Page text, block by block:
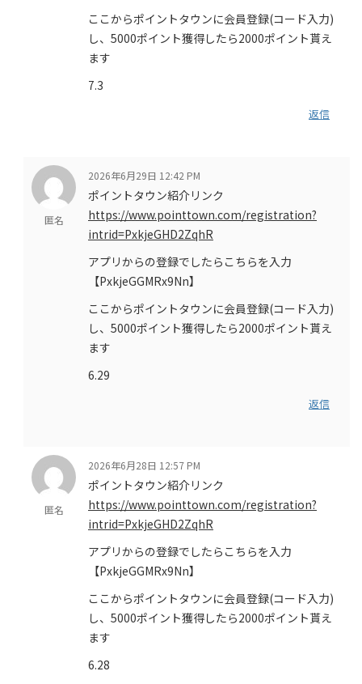
ここからポイントタウンに会員登録(コード入力)
し、5000ポイント獲得したら2000ポイント貰え
ます
7.3
返信
匿名
2026年6月29日 12:42 PM
ポイントタウン紹介リンク
https://www.pointtown.com/registration?
intrid=PxkjeGHD2ZqhR
アプリからの登録でしたらこちらを入力
【PxkjeGGMRx9Nn】
ここからポイントタウンに会員登録(コード入力)
し、5000ポイント獲得したら2000ポイント貰え
ます
6.29
返信
匿名
2026年6月28日 12:57 PM
ポイントタウン紹介リンク
https://www.pointtown.com/registration?
intrid=PxkjeGHD2ZqhR
アプリからの登録でしたらこちらを入力
【PxkjeGGMRx9Nn】
ここからポイントタウンに会員登録(コード入力)
し、5000ポイント獲得したら2000ポイント貰え
ます
6.28